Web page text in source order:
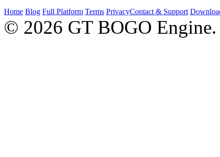
Home Blog Full Platform Terms PrivacyContact & Support
© 2026 GT BOGO